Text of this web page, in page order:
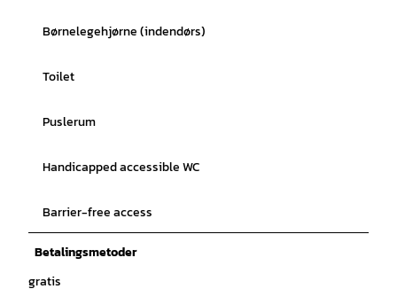
Børnelegehjørne (indendørs)
Toilet
Puslerum
Handicapped accessible WC
Barrier-free access
Betalingsmetoder
gratis